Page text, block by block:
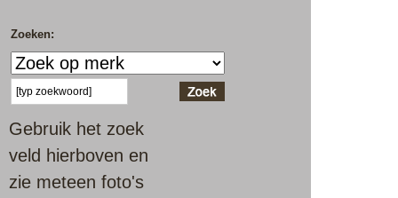
Zoeken:
Gebruik het zoek
veld hierboven en
zie meteen foto's